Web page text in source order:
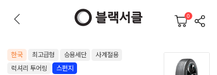
0
한국 최고급형 승용세단
사계절용
럭셔리 투어링
스펀지